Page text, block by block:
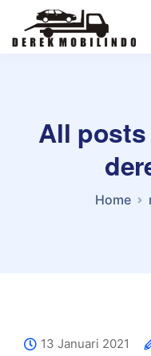
All
Home
13 Januari 2021